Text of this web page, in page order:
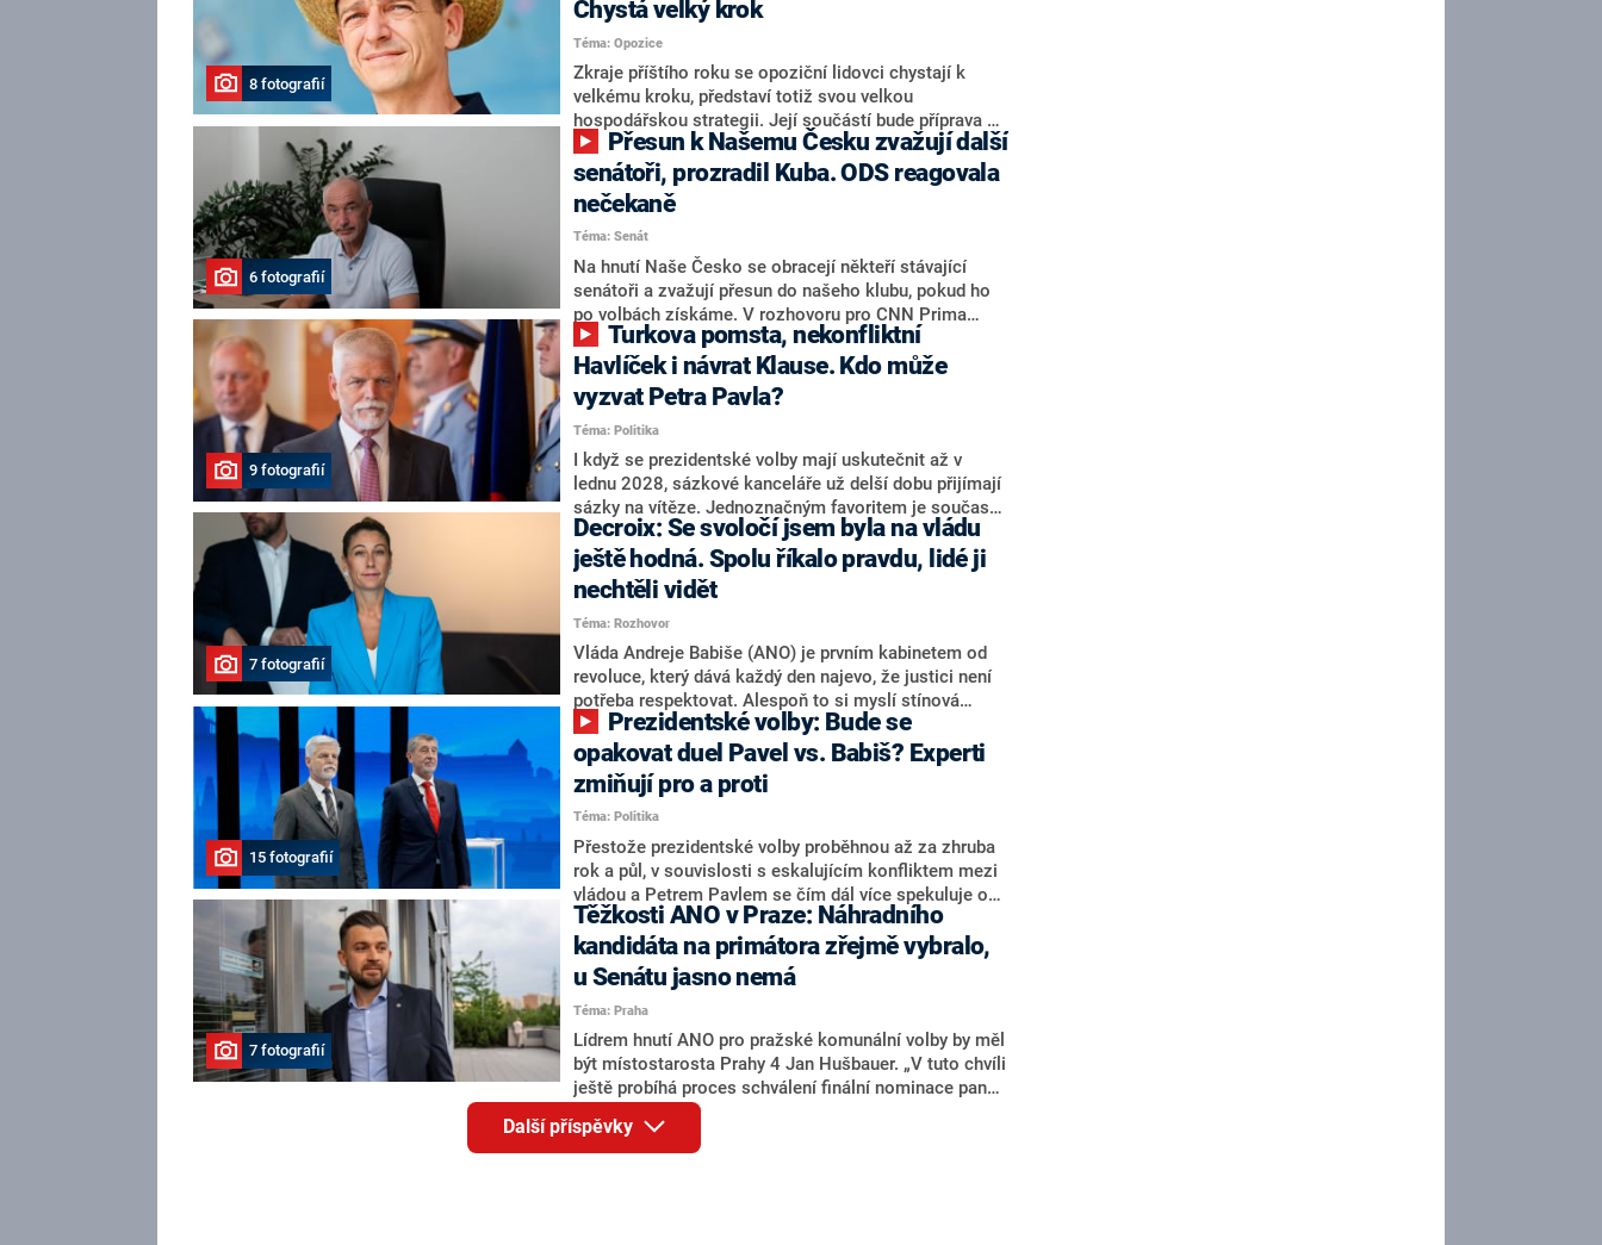
8 fotografií
Chystá velký krok
Téma: Opozice
Zkraje příštího roku se opoziční lidovci chystají k
velkému kroku, představí totiž svou velkou
hospodářskou strategii. Její součástí bude příprava na
stárnutí populace, řekl ve středu na setkání s novináři
nový předseda lidovců Jan Grolich. Ten zároveň v
senátních volbách kandiduje ve Vyškově. Popsal i
aktivitu opozice, o níž vládní strany nebo političtí
komentátoři mluví jako o slabé a v defenzivě. „Je to
úmorná práce upozorňovat na chyby vlády. Ministři s
námi navíc nechodí do debat. Chceme ale ukazovat
svoje témata,“ odpověděl Grolich na dotaz CNN Prima
NEWS.
6 fotografií
senátoři, prozradil Kuba. ODS reagovala
nečekaně
Téma: Senát
Na hnutí Naše Česko se obracejí někteří stávající
senátoři a zvažují přesun do našeho klubu, pokud ho
po volbách získáme. V rozhovoru pro CNN Prima
NEWS to řekl zakladatel hnutí a jihočeský hejtman
Martin Kuba. Konkrétní nebyl, ale získat by takto mohl
například senátora Zdeňka Hrabu, který je dnes
součástí klubu ODS a TOP 09. Hraba to na dotaz
redakce nevyloučil. Předseda klubu senátorů ODS
Zdeněk Nytra redakci řekl, že počítá s odchodem
některých senátorů z klubu a že Naše Česko není
nepřítel, ale soupeř.
9 fotografií
Havlíček i návrat Klause. Kdo může
vyzvat Petra Pavla?
Téma: Politika
I když se prezidentské volby mají uskutečnit až v
lednu 2028, sázkové kanceláře už delší dobu přijímají
sázky na vítěze. Jednoznačným favoritem je současná
hlava státu Petr Pavel. Daleko za ním pak bookmakeři
zmiňují dva výrazné politiky ANO, tedy premiéra
Andreje Babiše a ministra průmyslu Karla Havlíčka.
Oblíbeným tipem samotných sázkařů je poslanec za
Motoristy Filip Turek. Politolog Jan Kubáček nicméně
o případné kandidatuře kohokoliv ze zmíněné trojice
značně pochybuje. Podle něj současná koalice dosud
nemá osobu, která by Pavlovi mohla konkurovat.
7 fotografií
Decroix: Se svoločí jsem byla na vládu
ještě hodná. Spolu říkalo pravdu, lidé ji
nechtěli vidět
Téma: Rozhovor
Vláda Andreje Babiše (ANO) je prvním kabinetem od
revoluce, který dává každý den najevo, že justici není
potřeba respektovat. Alespoň to si myslí stínová
ministryně spravedlnosti ODS Eva Decroix. V
rozhovoru pro CNN Prima NEWS si nebrala servítky
ohledně politického výkonu svého nástupce Jeronýma
Tejce (za ANO) či vládní zmocněnkyně pro lidská
práva Taťány Malé (ANO). Označením „svoloč“ na
adresu vlády prý byla ještě hodná. Decroix se také
vrátila k volební porážce koalice Spolu či promluvila o
hnutí Naše Česko Martina Kuby.
15 fotografií
opakovat duel Pavel vs. Babiš? Experti
zmiňují pro a proti
Téma: Politika
Přestože prezidentské volby proběhnou až za zhruba
rok a půl, v souvislosti s eskalujícím konfliktem mezi
vládou a Petrem Pavlem se čím dál více spekuluje o
tom, koho by do bitvy o Hrad mohla vyslat současná
koalice. Někteří političtí komentátoři znovu vytahují
jméno premiéra Andreje Babiše (ANO). Jak moc je
pravděpodobné, že se v prezidentských volbách 2028
bude znovu opakovat souboj z roku 2023?
7 fotografií
Těžkosti ANO v Praze: Náhradního
kandidáta na primátora zřejmě vybralo,
u Senátu jasno nemá
Téma: Praha
Lídrem hnutí ANO pro pražské komunální volby by měl
být místostarosta Prahy 4 Jan Hušbauer. „V tuto chvíli
ještě probíhá proces schválení finální nominace pana
Jana Hušbauera Výborem hnutí ANO,“ uvedl pro
redakci místopředseda pražského ANO Martin
Benkovič. O Hušbauerovi se spekulovalo jako o
Další příspěvky